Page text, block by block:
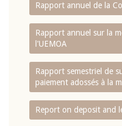
Rapport annuel de la
Rapport annuel sur la
l'UEMOA
Rapport semestriel de
paiement adossés à la
Report on deposit and